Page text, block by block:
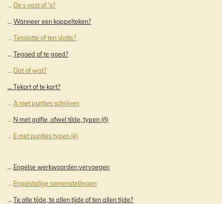
... De s vast of 's?
... Wanneer een koppelteken?
... Tenslotte of ten slotte?
... Tegoed of te goed?
... Dat of wat?
... Tekort of te kort?
... A met puntjes schrijven
... N met golfje, ofwel tilde, typen (ñ)
... E met puntjes typen (ë)
... Engelse werkwoorden vervoegen
... Engelstalige samenstellingen
... Te alle tijde, te allen tijde of ten allen tijde?